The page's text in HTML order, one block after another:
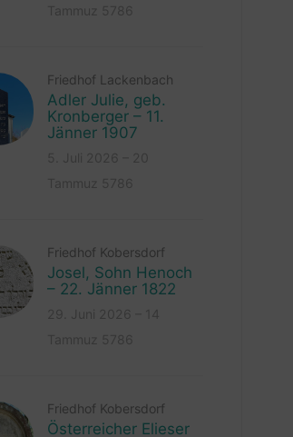
Friedhof Lackenbach
Adler Julie, geb.
Kronberger – 11.
Jänner 1907
Friedhof Kobersdorf
Josel, Sohn Henoch
– 22. Jänner 1822
Friedhof Kobersdorf
Österreicher Elieser